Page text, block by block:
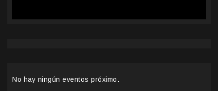
No hay ningún eventos próximo.